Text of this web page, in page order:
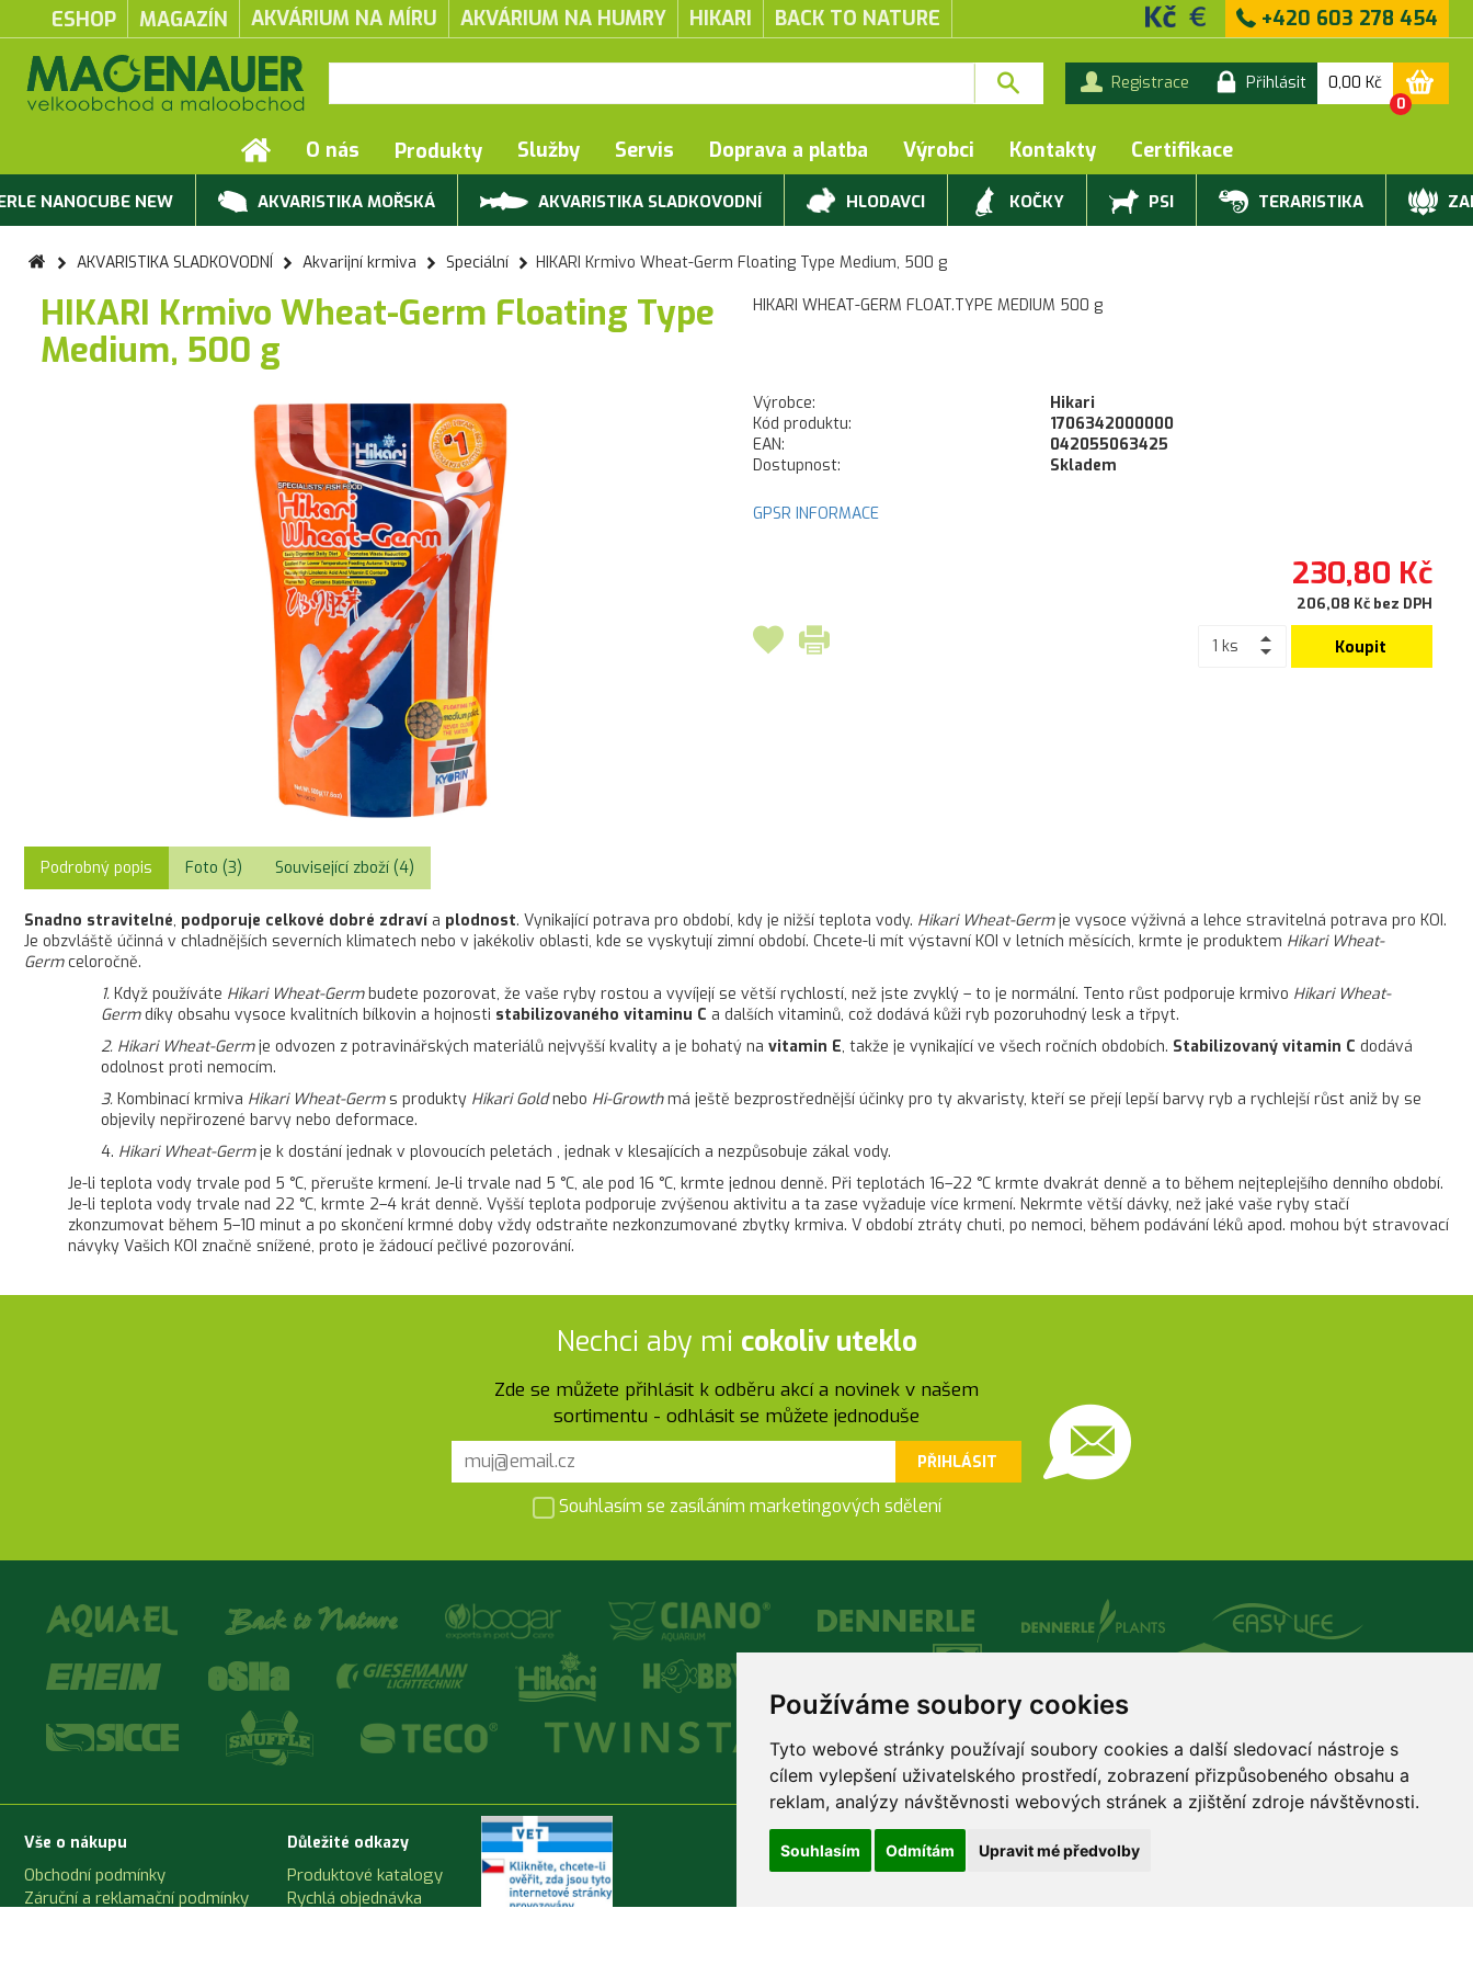
Používáme soubory cookies
Tyto webové stránky používají soubory cookies a další sledovací nástroje s
cílem vylepšení uživatelského prostředí, zobrazení přizpůsobeného obsahu a
reklam, analýzy návštěvnosti webových stránek a zjištění zdroje návštěvnosti.
Souhlasím Odmítám Upravit mé předvolby
ESHOP MAGAZÍN AKVÁRIUM NA MÍRU AKVÁRIUM NA HUMRY HIKARI BACK TO NATURE +420 603 278 454
Registrace Přihlásit 0,00 Kč
0
O nás Produkty Služby Servis Doprava a platba Výrobci Kontakty Certifikace
NANOCUBE NEW AKVARISTIKA MOŘSKÁ AKVARISTIKA SLADKOVODNÍ HLODAVCI KOČKY PSI TERARISTIKA
AKVARISTIKA SLADKOVODNÍ Akvarijní krmiva Speciální HIKARI Krmivo Wheat-Germ Floating Type Medium, 500 g
HIKARI Krmivo Wheat-Germ Floating Type
Medium, 500 g
HIKARI WHEAT-GERM FLOAT.TYPE MEDIUM 500 g
Výrobce:
Hikari
Kód produktu:
1706342000000
EAN:
042055063425
Dostupnost:
Skladem
GPSR INFORMACE
230,80 Kč
206,08 Kč bez DPH
Koupit
Podrobný popis Foto (3) Související zboží (4)
Snadno stravitelné, podporuje celkové dobré zdraví a plodnost. Vynikající potrava pro období, kdy je nižší teplota vody. Hikari Wheat-Germje vysoce výživná a lehce stravitelná potrava pro KOI.
Je obzvláště účinná v chladnějších severních klimatech nebo v jakékoliv oblasti, kde se vyskytují zimní období. Chcete-li mít výstavní KOI v letních měsících, krmte je produktem Hikari Wheat-
Germceloročně.
1. Když používáte Hikari Wheat-Germbudete pozorovat, že vaše ryby rostou a vyvíjejí se větší rychlostí, než jste zvyklý – to je normální. Tento růst podporuje krmivo Hikari Wheat-
Germdíky obsahu vysoce kvalitních bílkovin a hojnosti stabilizovaného vitaminu C a dalších vitaminů, což dodává kůži ryb pozoruhodný lesk a třpyt.
2. Hikari Wheat-Germje odvozen z potravinářských materiálů nejvyšší kvality a je bohatý na vitamin E, takže je vynikající ve všech ročních obdobích. Stabilizovaný vitamin C dodává
odolnost proti nemocím.
3. Kombinací krmiva Hikari Wheat-Germs produkty Hikari Goldnebo Hi-Growthmá ještě bezprostřednější účinky pro ty akvaristy, kteří se přejí lepší barvy ryb a rychlejší růst aniž by se
objevily nepřirozené barvy nebo deformace.
4. Hikari Wheat-Germje k dostání jednak v plovoucích peletách , jednak v klesajících a nezpůsobuje zákal vody.
Je-li teplota vody trvale pod 5 °C, přerušte krmení. Je-li trvale nad 5 °C, ale pod 16 °C, krmte jednou denně. Při teplotách 16–22 °C krmte dvakrát denně a to během nejteplejšího denního období.
Je-li teplota vody trvale nad 22 °C, krmte 2–4 krát denně. Vyšší teplota podporuje zvýšenou aktivitu a ta zase vyžaduje více krmení. Nekrmte větší dávky, než jaké vaše ryby stačí
zkonzumovat během 5–10 minut a po skončení krmné doby vždy odstraňte nezkonzumované zbytky krmiva. V období ztráty chuti, po nemoci, během podávání léků apod. mohou být stravovací
návyky Vašich KOI značně snížené, proto je žádoucí pečlivé pozorování.
Nechci aby mi cokoliv uteklo
Zde se můžete přihlásit k odběru akcí a novinek v našem
sortimentu - odhlásit se můžete jednoduše
PŘIHLÁSIT
Souhlasím se zasíláním marketingových sdělení
Vše o nákupu
Obchodní podmínky
Záruční a reklamační podmínky
Důležité odkazy
Produktové katalogy
Rychlá objednávka